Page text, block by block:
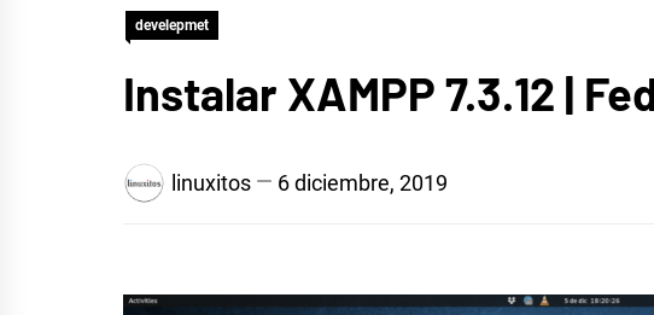
develepmet
Instalar XAMPP 7.3.12 |
linuxitos 6 diciembre, 2019